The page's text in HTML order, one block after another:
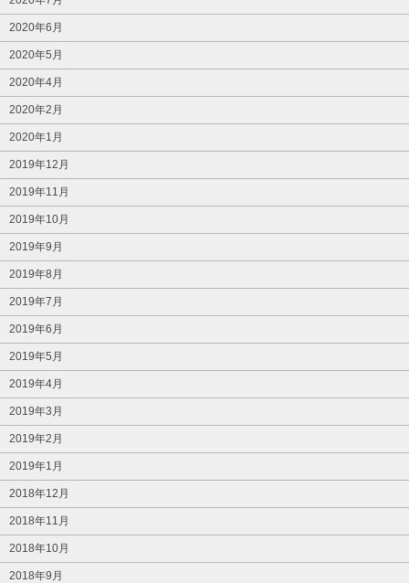
2020年6月
2020年5月
2020年4月
2020年2月
2020年1月
2019年12月
2019年11月
2019年10月
2019年9月
2019年8月
2019年7月
2019年6月
2019年5月
2019年4月
2019年3月
2019年2月
2019年1月
2018年12月
2018年11月
2018年10月
2018年9月